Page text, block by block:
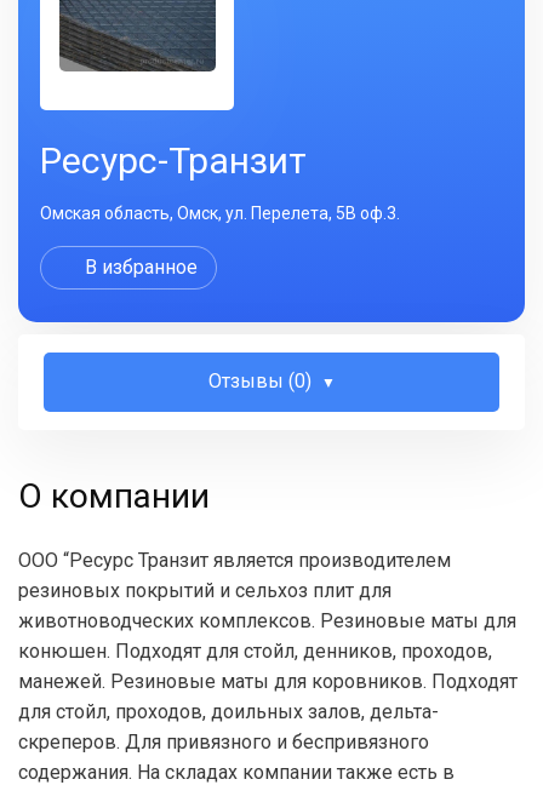
Ресурс-Транзит
Омская область, Омск, ул. Перелета, 5В оф.3.
В избранное
Отзывы (0)
О компании
ООО “Ресурс Транзит является производителем
резиновых покрытий и сельхоз плит для
животноводческих комплексов. Резиновые маты для
конюшен. Подходят для стойл, денников, проходов,
манежей. Резиновые маты для коровников. Подходят
для стойл, проходов, доильных залов, дельта-
скреперов. Для привязного и беспривязного
содержания. На складах компании также есть в